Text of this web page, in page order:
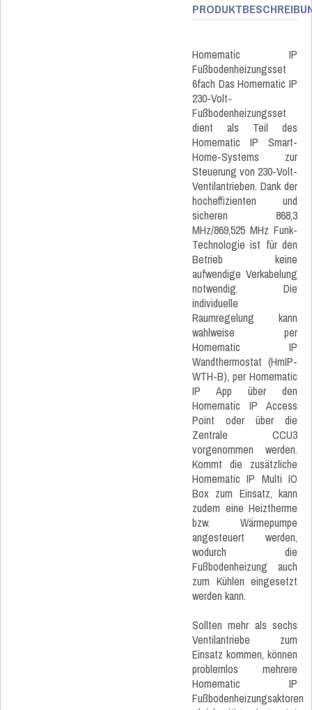
Homematic IP
Fußbodenheizungsset
6fach Das Homematic IP
230-Volt-
Fußbodenheizungsset
dient als Teil des
Homematic IP Smart-
Home-Systems zur
Steuerung von 230-Volt-
Ventilantrieben. Dank der
hocheffizienten und
sicheren 868,3
MHz/869,525 MHz Funk-
Technologie ist für den
Betrieb keine
aufwendige Verkabelung
notwendig. Die
individuelle
Raumregelung kann
wahlweise per
Homematic IP
Wandthermostat (HmIP-
WTH-B), per Homematic
IP App über den
Homematic IP Access
Point oder über die
Zentrale CCU3
vorgenommen werden.
Kommt die zusätzliche
Homematic IP Multi IO
Box zum Einsatz, kann
zudem eine Heiztherme
bzw. Wärmepumpe
angesteuert werden,
wodurch die
Fußbodenheizung auch
zum Kühlen eingesetzt
werden kann.
Sollten mehr als sechs
Ventilantriebe zum
Einsatz kommen, können
problemlos mehrere
Homematic IP
Fußbodenheizungsaktoren